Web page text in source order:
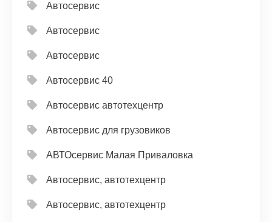
Автосервис
Автосервис
Автосервис
Автосервис 40
Автосервис автотехцентр
Автосервис для грузовиков
АВТОсервис Малая Приваловка
Автосервис, автотехцентр
Автосервис, автотехцентр